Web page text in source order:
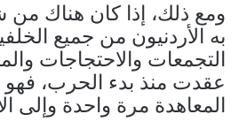
ومع ذلك، إذا كان هناك
به الأردنيون من جميع
التجمعات والاحتجاجات
عقدت منذ بدء الحرب، فهو
المعاهدة مرة واحدة وإلى